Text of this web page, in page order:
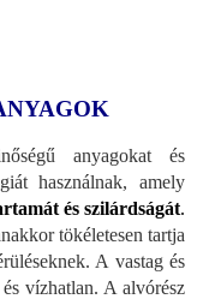
anyagokat és
használnak, amely
és szilárdságát.
tökéletesen tartja
A vastag és
vízhatlan. A alvórész